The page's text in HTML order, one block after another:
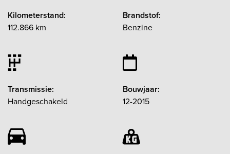
Kilometerstand:
112.866 km
Brandstof:
Benzine
Transmissie:
Handgeschakeld
Bouwjaar:
12-2015